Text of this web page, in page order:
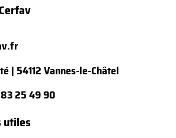
| 54112 Vannes-le-Châtel
25 49 90
utiles